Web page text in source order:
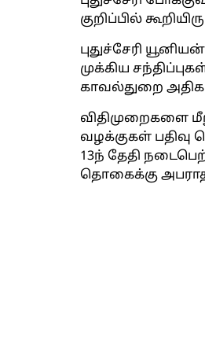
குறிப்பில்
புதுச்சேரி
முக்கிய
காவல்துறை
விதிமுறைகளை
வழக்குகள் பதிவு
13ந் தேதி
தொகைக்கு